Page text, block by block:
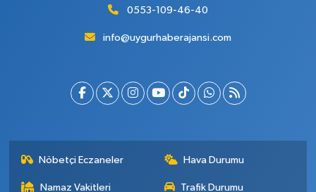
0553-109-46-40
info@uygurhaberajansi.com
Nöbetçi Eczaneler Hava Durumu
Namaz Vakitleri Trafik Durumu